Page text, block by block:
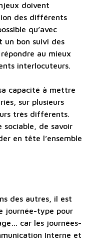
doivent
des différents
qu’avec
un bon suivi des
au mieux
interlocuteurs.
capacité à mettre
sur plusieurs
très différents.
sociable, de savoir
en tête l’ensemble
des autres, il est
journée-type pour
car les journées-
Interne et